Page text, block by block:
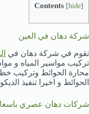
Contents [hide]
شركة دهان في العين
نقوم في شركة دهان في
تركيب مواسير المياه و
محارة الحوائط وتركيب
الحوائط و اخيرا تنفيذ
شركات دهان عصري